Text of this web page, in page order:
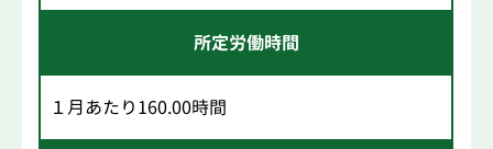
所定労働時間
１月あたり160.00時間